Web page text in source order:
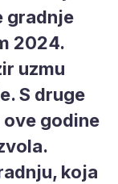
gradnje
2024.
uzmu
S druge
ove godine
koja